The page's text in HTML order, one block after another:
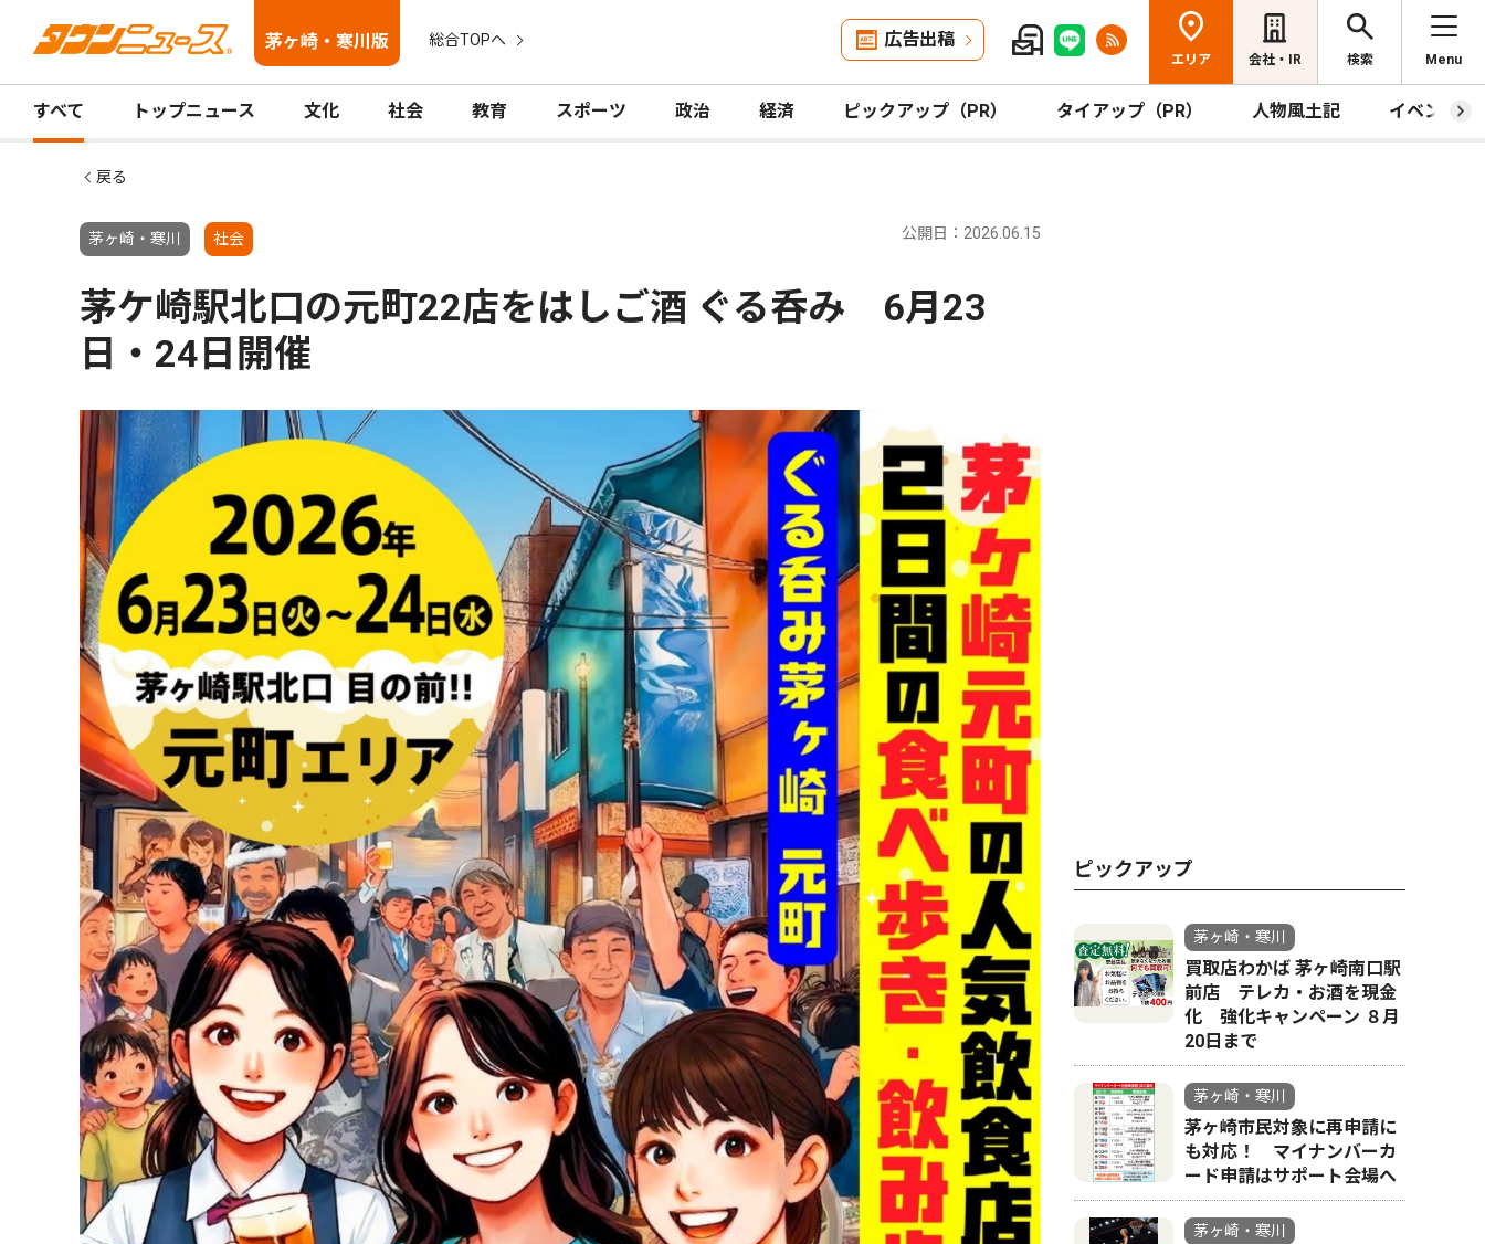
茅ヶ崎・寒川版 総合TOPへ 広告出稿
エリア 会社・IR 検索 Menu
すべて トップニュース 文化 社会 教育 スポーツ 政治 経済 ピックアップ（PR） タイアップ（PR） 人物風土記 イベント
戻る
茅ヶ崎・寒川 社会 公開日：2026.06.15
茅ケ崎駅北口の元町22店をはしご酒 ぐる呑み 6月23
日・24日開催
ピックアップ
茅ヶ崎・寒川
買取店わかば 茅ヶ崎南口駅
前店 テレカ・お酒を現金
化 強化キャンペーン ８月
20日まで
茅ヶ崎・寒川
茅ヶ崎市民対象に再申請に
も対応！ マイナンバーカ
ード申請はサポート会場へ
茅ヶ崎・寒川